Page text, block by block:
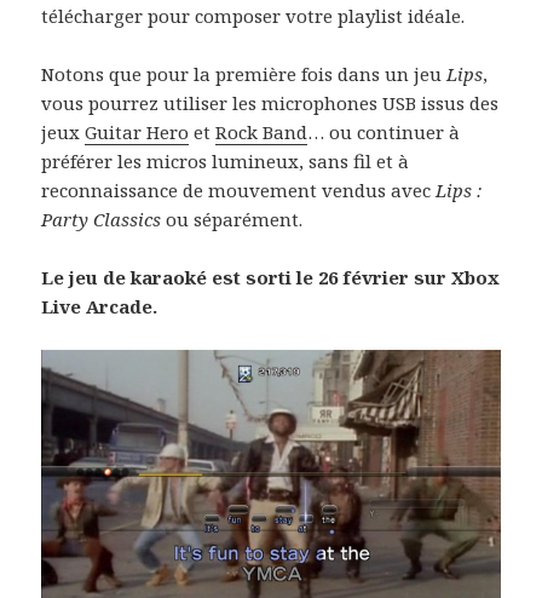
télécharger pour composer votre playlist idéale.
Notons que pour la première fois dans un jeu Lips,
vous pourrez utiliser les microphones USB issus des
jeuxGuitar Hero etRock Band… ou continuer à
préférer les micros lumineux, sans fil et à
reconnaissance de mouvement vendus avec Lips :
Party Classics ou séparément.
Le jeu de karaoké est sorti le 26 février sur Xbox
Live Arcade.